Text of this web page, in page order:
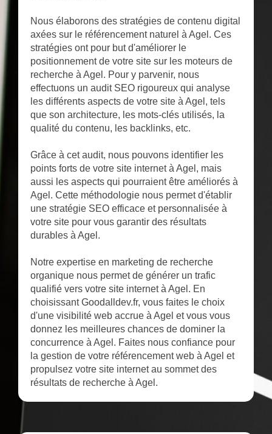
Nous élaborons des stratégies de contenu digital
axées sur le référencement naturel à Agel. Ces
stratégies ont pour but d'améliorer le
positionnement de votre site sur les moteurs de
recherche à Agel. Pour y parvenir, nous
effectuons un audit SEO rigoureux qui analyse
les différents aspects de votre site à Agel, tels
que son architecture, les mots-clés utilisés, la
qualité du contenu, les backlinks, etc.
Grâce à cet audit, nous pouvons identifier les
points forts de votre site internet à Agel, mais
aussi les aspects qui pourraient être améliorés à
Agel. Cette méthodologie nous permet d'établir
une stratégie SEO efficace et personnalisée à
votre site pour vous garantir des résultats
durables à Agel.
Notre expertise en marketing de recherche
organique nous permet de générer un trafic
qualifié vers votre site internet à Agel. En
choisissant Goodalldev.fr, vous faites le choix
d'une visibilité web accrue à Agel et vous vous
donnez les meilleures chances de dominer la
concurrence à Agel. Faites nous confiance pour
la gestion de votre référencement web à Agel et
propulsez votre site internet au sommet des
résultats de recherche à Agel.